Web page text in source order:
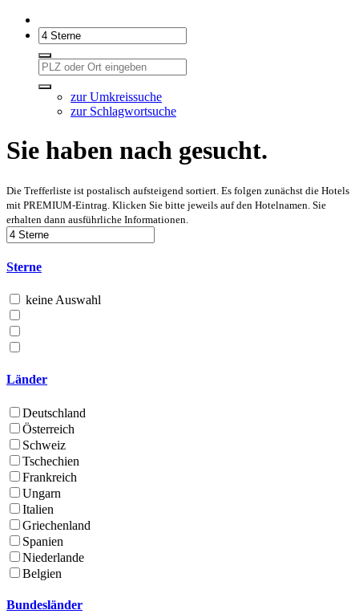
zur Umkreissuche
zur Schlagwortsuche
Sie haben nach gesucht.
Die Trefferliste ist postalisch aufsteigend sortiert. Es folgen zunächst die Hotels
mit PREMIUM-Eintrag. Klicken Sie bitte jeweils auf den Hotelnamen. Sie
erhalten dann ausführliche Informationen.
Sterne
keine Auswahl
Länder
Deutschland
Österreich
Schweiz
Tschechien
Frankreich
Ungarn
Italien
Griechenland
Spanien
Niederlande
Belgien
Bundesländer